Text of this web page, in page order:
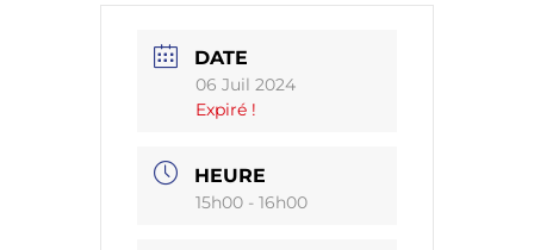
DATE
06 Juil 2024
Expiré !
HEURE
15h00 - 16h00